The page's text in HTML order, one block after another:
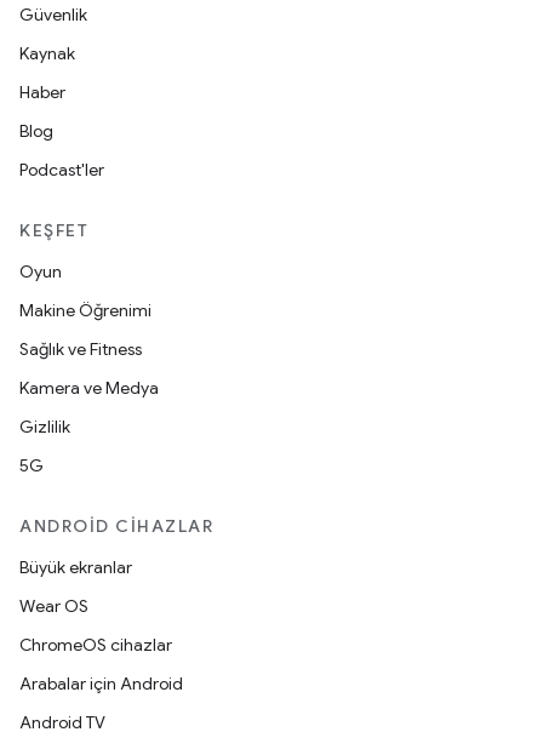
Güvenlik
Kaynak
Haber
Blog
Podcast'ler
KEŞFET
Oyun
Makine Öğrenimi
Sağlık ve Fitness
Kamera ve Medya
Gizlilik
5G
ANDROID CIHAZLAR
Büyük ekranlar
Wear OS
ChromeOS cihazlar
Arabalar için Android
Android TV